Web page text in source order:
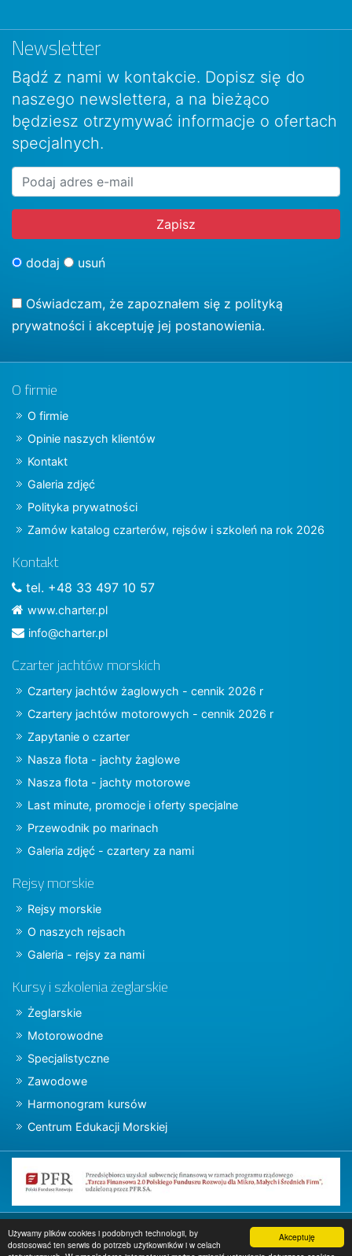
Akceptuję
Używamy plików cookies i podobnych technologii, by
dostosować ten serwis do potrzeb użytkowników i w celach
Newsletter
Bądź z nami w kontakcie. Dopisz się do
naszego newslettera, a na bieżąco
będziesz otrzymywać informacje o ofertach
specjalnych.
dodaj usuń
Oświadczam, że zapoznałem się z polityką
prywatności i akceptuję jej postanowienia.
O firmie
O firmie
Opinie naszych klientów
Kontakt
Galeria zdjęć
Polityka prywatności
Zamów katalog czarterów, rejsów i szkoleń na rok 2026
Kontakt
tel. +48 33 497 10 57
www.charter.pl
info@charter.pl
Czarter jachtów morskich
Czartery jachtów żaglowych - cennik 2026 r
Czartery jachtów motorowych - cennik 2026 r
Zapytanie o czarter
Nasza flota - jachty żaglowe
Nasza flota - jachty motorowe
Last minute, promocje i oferty specjalne
Przewodnik po marinach
Galeria zdjęć - czartery za nami
Rejsy morskie
Rejsy morskie
O naszych rejsach
Galeria - rejsy za nami
Kursy i szkolenia żeglarskie
Żeglarskie
Motorowodne
Specjalistyczne
Zawodowe
Harmonogram kursów
Centrum Edukacji Morskiej
Copyright © 2015 charter.pl
Projekt i wykonaniewww.charter.pl